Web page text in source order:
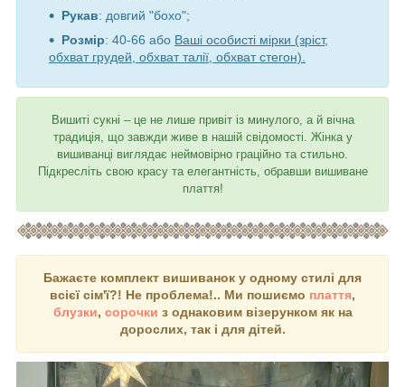
Рукав: довгий "бохо";
Розмір: 40-66 або Ваші особисті мірки (зріст,
обхват грудей, обхват талії, обхват стегон).
Вишиті сукні – це не лише привіт із минулого, а й вічна
традиція, що завжди живе в нашій свідомості. Жінка у
вишиванці виглядає неймовірно граційно та стильно.
Підкресліть свою красу та елегантність, обравши вишиване
плаття!
Бажаєте комплект вишиванок у одному стилі для
всієї сім'ї?! Не проблема!.. Ми пошиємо плаття,
блузки, сорочки з однаковим візерунком як на
дорослих, так і для дітей.